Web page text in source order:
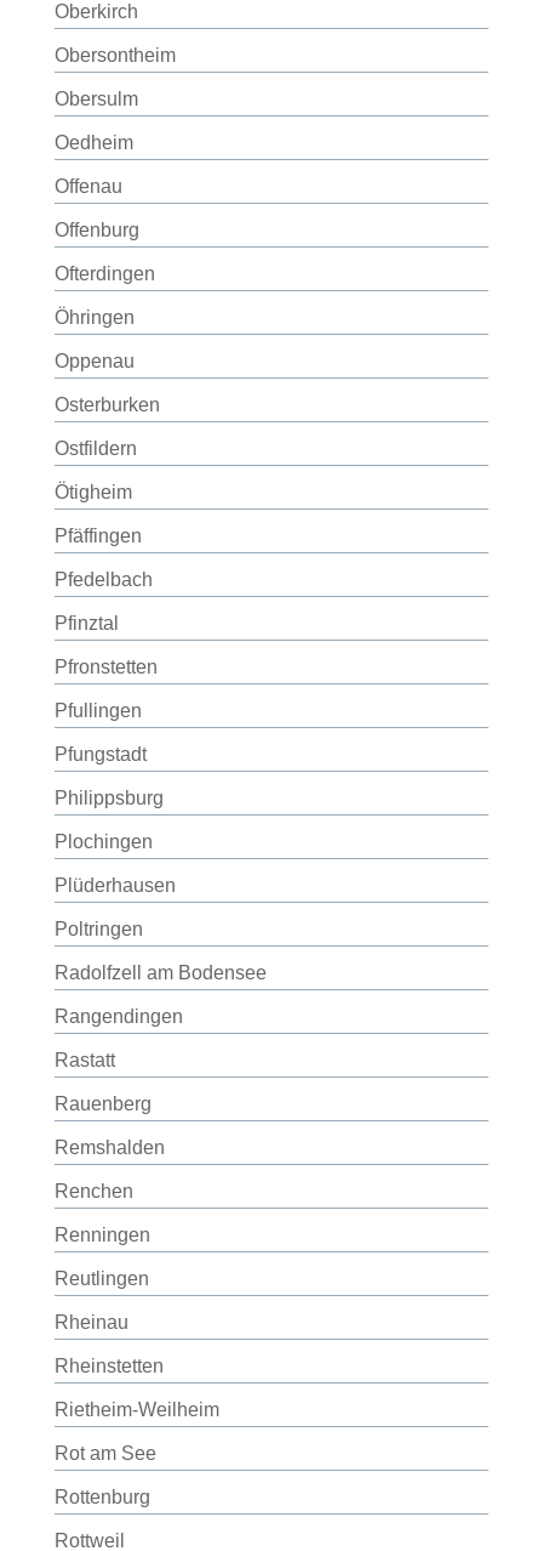
Oberkirch
Obersontheim
Obersulm
Oedheim
Offenau
Offenburg
Ofterdingen
Öhringen
Oppenau
Osterburken
Ostfildern
Ötigheim
Pfäffingen
Pfedelbach
Pfinztal
Pfronstetten
Pfullingen
Pfungstadt
Philippsburg
Plochingen
Plüderhausen
Poltringen
Radolfzell am Bodensee
Rangendingen
Rastatt
Rauenberg
Remshalden
Renchen
Renningen
Reutlingen
Rheinau
Rheinstetten
Rietheim-Weilheim
Rot am See
Rottenburg
Rottweil